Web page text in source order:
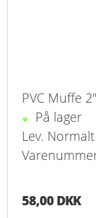
PVC Muffe
På lager
Lev.
58,00 DKK